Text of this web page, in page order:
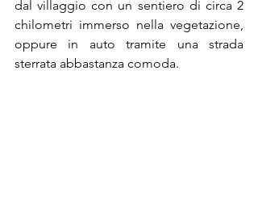
dal villaggio con un sentiero di circa 2
chilometri immerso nella vegetazione,
oppure in auto tramite una strada
sterrata abbastanza comoda.